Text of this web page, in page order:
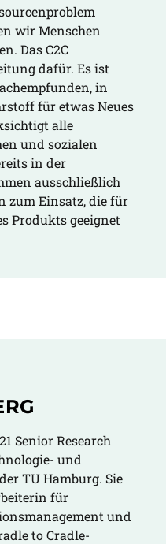
wir Menschen
Das C2C
dafür. Es ist
in
für etwas Neues
alle
und sozialen
in der
ausschließlich
zum Einsatz, die für
Produkts geeignet
Senior Research
und
TU Hamburg. Sie
für
und
to Cradle-